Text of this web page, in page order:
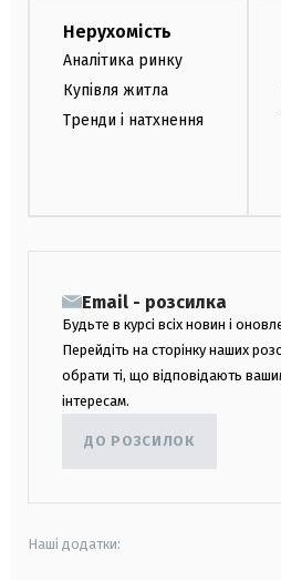
Нерухомість
Аналітика ринку
Купівля житла
Тренди і натхнення
Email - розсилка
Будьте в курсі всіх новин і
Перейдіть на сторінку наших
обрати ті, що відповідають
інтересам.
ДО РОЗСИЛОК
Наші додатки: